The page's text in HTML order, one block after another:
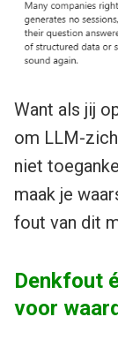
Want als jij
om LLM-
niet
maak je
fout van dit
Denkfout
voor